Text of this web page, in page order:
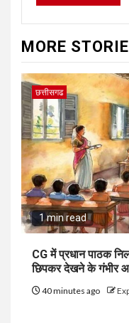
MORE
छत्तीसगढ
1 min read
CG में प्रधान पाठक
छिपकर देखने के गंभीर
40 minutes ago